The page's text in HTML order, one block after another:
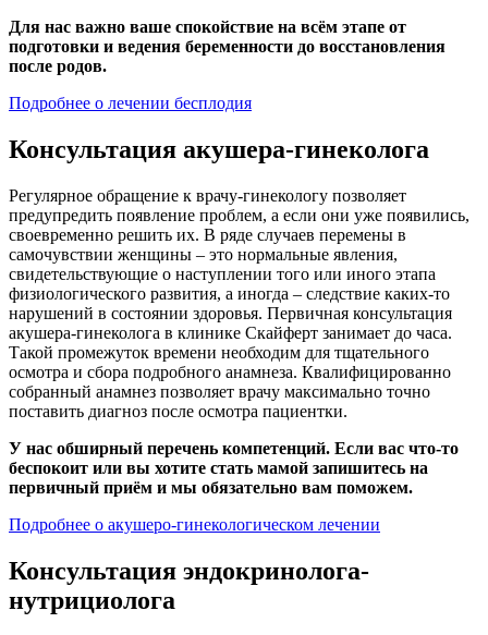
Для нас важно ваше спокойствие на всём этапе от
подготовки и ведения беременности до восстановления
после родов.
Подробнее о лечении бесплодия
Консультация акушера-гинеколога
Регулярное обращение к врачу-гинекологу позволяет
предупредить появление проблем, а если они уже появились,
своевременно решить их. В ряде случаев перемены в
самочувствии женщины – это нормальные явления,
свидетельствующие о наступлении того или иного этапа
физиологического развития, а иногда – следствие каких-то
нарушений в состоянии здоровья. Первичная консультация
акушера-гинеколога в клинике Скайферт занимает до часа.
Такой промежуток времени необходим для тщательного
осмотра и сбора подробного анамнеза. Квалифицированно
собранный анамнез позволяет врачу максимально точно
поставить диагноз после осмотра пациентки.
У нас обширный перечень компетенций. Если вас что-то
беспокоит или вы хотите стать мамой запишитесь на
первичный приём и мы обязательно вам поможем.
Подробнее о акушеро-гинекологическом лечении
Консультация эндокринолога-
нутрициолога